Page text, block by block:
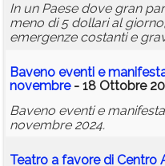
In un Paese dove gran
meno di 5 dollari al giorno,
emergenze costanti e
Baveno eventi e
novembre- 18 Ottobre
Baveno eventi e
novembre 2024.
Teatro a favore di Centro